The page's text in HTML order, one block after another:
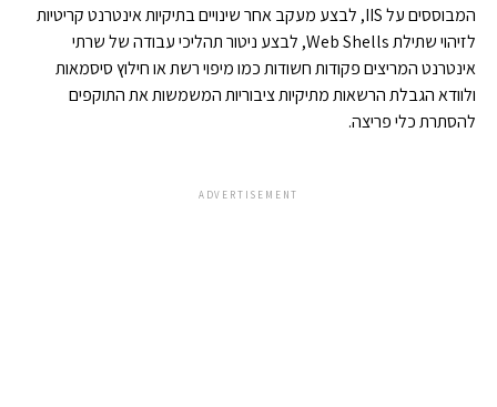
המבוססים על IIS, לבצע מעקב אחר שינויים בתיקיות אינטרנט קריטיות
לזיהוי שתילת Web Shells, לבצע ניטור תהליכי עבודה של שרתי
אינטרנט המריצים פקודות חשודות כמו מיפוי רשת או חילוץ סיסמאות
ולוודא הגבלת הרשאות מתיקיות ציבוריות המשמשות את התוקפים
להסתרת כלי פריצה.
ADVERTISEMENT